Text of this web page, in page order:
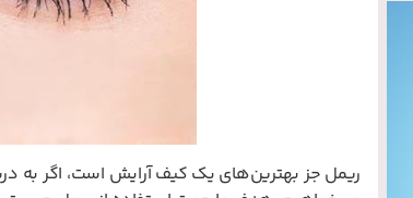
ریمل جز بهترین‌های یک کیف آرایش است، اگر به